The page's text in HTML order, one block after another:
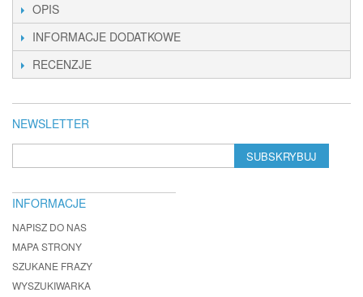
OPIS
INFORMACJE DODATKOWE
RECENZJE
NEWSLETTER
SUBSKRYBUJ
INFORMACJE
NAPISZ DO NAS
MAPA STRONY
SZUKANE FRAZY
WYSZUKIWARKA